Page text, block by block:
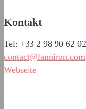
Kontakt
Tel: +33 2 98 90 62 02
contact@lanniron.com
Webseite